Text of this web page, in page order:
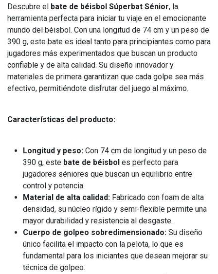
Descubre el bate de béisbol Súperbat Sénior, la
herramienta perfecta para iniciar tu viaje en el emocionante
mundo del béisbol. Con una longitud de 74 cm y un peso de
390 g, este bate es ideal tanto para principiantes como para
jugadores más experimentados que buscan un producto
confiable y de alta calidad. Su diseño innovador y
materiales de primera garantizan que cada golpe sea más
efectivo, permitiéndote disfrutar del juego al máximo.
Características del producto:
Longitud y peso: Con 74 cm de longitud y un peso de
390 g, este bate de béisbol es perfecto para
jugadores séniores que buscan un equilibrio entre
control y potencia.
Material de alta calidad: Fabricado con foam de alta
densidad, su núcleo rígido y semi-flexible permite una
mayor durabilidad y resistencia al desgaste.
Cuerpo de golpeo sobredimensionado: Su diseño
único facilita el impacto con la pelota, lo que es
fundamental para los iniciantes que desean mejorar su
técnica de golpeo.